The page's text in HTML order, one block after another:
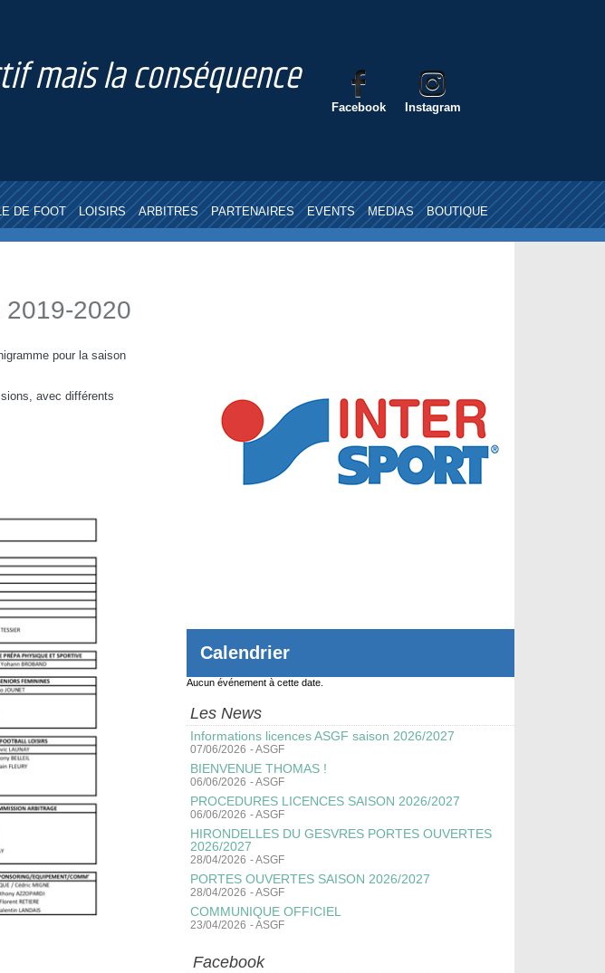
mais la conséquence
Facebook Instagram
DE FOOT LOISIRS ARBITRES PARTENAIRES EVENTS MEDIAS BOUTIQUE
2020
pour la saison
avec différents
Calendrier
Aucun événement à cette date.
Les News
Informations licences ASGF saison 2026/2027
07/06/2026 -ASGF
BIENVENUE THOMAS !
06/06/2026 -ASGF
PROCEDURES LICENCES SAISON 2026/2027
06/06/2026 -ASGF
HIRONDELLES DU GESVRES PORTES OUVERTES
2026/2027
28/04/2026 -ASGF
PORTES OUVERTES SAISON 2026/2027
28/04/2026 -ASGF
COMMUNIQUE OFFICIEL
23/04/2026 -ASGF
Facebook